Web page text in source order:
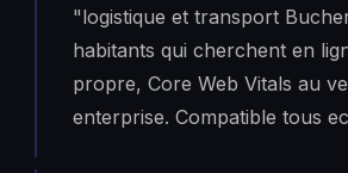
"logistique et transport
habitants qui cherchent en
propre, Core Web Vitals au
enterprise. Compatible tous